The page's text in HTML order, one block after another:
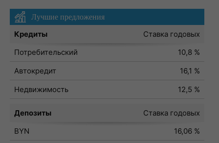
Лучшие предложения
Кредиты
Ставка годовых
Потребительский
10,8 %
Автокредит
16,1 %
Недвижимость
12,5 %
Депозиты
Ставка годовых
BYN
16,06 %